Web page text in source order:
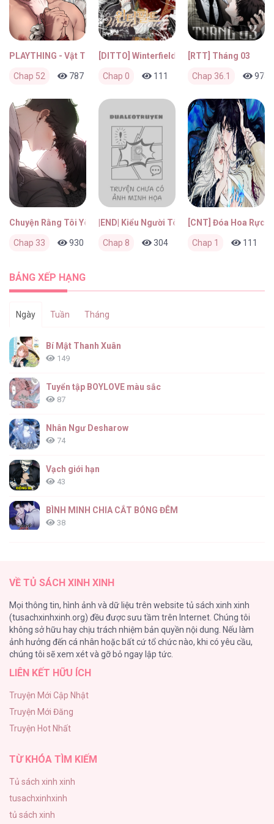
PLAYTHING - Vật Tiêu Khiển Của Vị Đại Công Tước
Chap 52 787 0 3 tuần trước
[DITTO] Winterfield
Chap 0 111 2 tháng trước
[RTT] Tháng 03
Chap 36.1 974
Chuyện Rằng Tôi Yêu Cậu
Chap 33 930 0 2 tháng trước
|END| Kiểu Người Tôi Ghét Chính Là Cậu
Chap 8 304 2 tháng trước
[CNT] Đóa Hoa Rực
Chap 1 111
BẢNG XẾP HẠNG
Ngày Tuần Tháng
Bí Mật Thanh Xuân
149
Tuyển tập BOYLOVE màu sắc
87
Nhân Ngư Desharow
74
Vạch giới hạn
43
BÌNH MINH CHIA CẮT BÓNG ĐÊM
38
26
Rổn Nước Lì
26
Tuyển Tập Manhwa Côn Trùng
Phạm Luật
25
VỀ TỦ SÁCH XINH XINH
Mọi thông tin, hình ảnh và dữ liệu trên website tủ sách xinh xinh
(tusachxinhxinh.org) đều được sưu tầm trên Internet. Chúng tôi
không sở hữu hay chịu trách nhiệm bản quyền nội dung. Nếu làm
ảnh hưởng đến cá nhân hoặc bất cứ tổ chức nào, khi có yêu cầu,
chúng tôi sẽ xem xét và gỡ bỏ ngay lập tức.
LIÊN KẾT HỮU ÍCH
Truyện Mới Cập Nhật
Truyện Mới Đăng
Truyện Hot Nhất
TỪ KHÓA TÌM KIẾM
Tủ sách xinh xinh
tusachxinhxinh
tủ sách xinh